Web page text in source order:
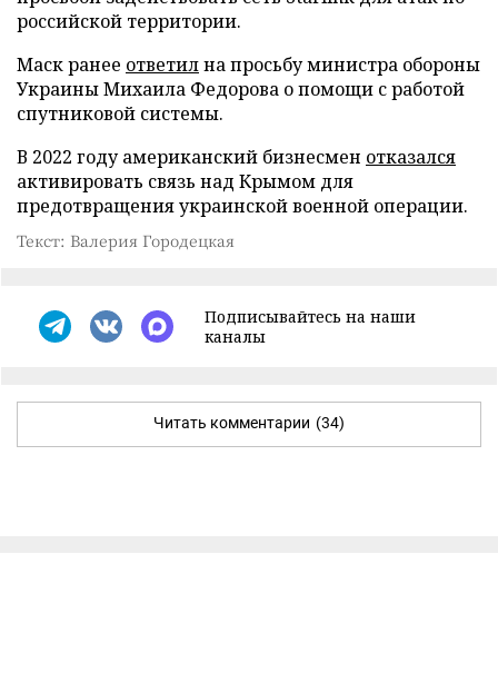
российской территории.
Маск ранее ответилна просьбу министра обороны
Украины Михаила Федорова о помощи с работой
спутниковой системы.
В 2022 году американский бизнесмен отказался
активировать связь над Крымом для
предотвращения украинской военной операции.
Текст: Валерия Городецкая
Подписывайтесь на наши
каналы
Читать комментарии (34)